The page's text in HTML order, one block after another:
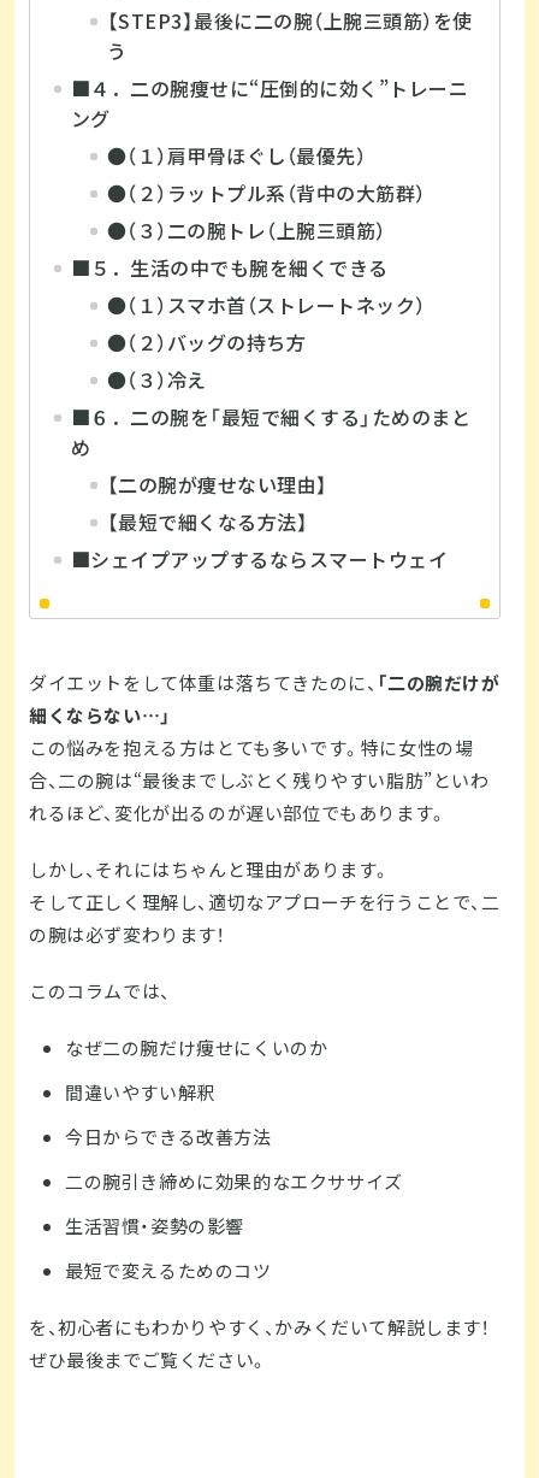
【STEP3】最後に二の腕（上腕三頭筋）を使
う
■４．二の腕痩せに“圧倒的に効く”トレーニ
ング
●（１）肩甲骨ほぐし（最優先）
●（２）ラットプル系（背中の大筋群）
●（３）二の腕トレ（上腕三頭筋）
■５．生活の中でも腕を細くできる
●（１）スマホ首（ストレートネック）
●（２）バッグの持ち方
●（３）冷え
■６．二の腕を「最短で細くする」ためのまと
め
【二の腕が痩せない理由】
【最短で細くなる方法】
■シェイプアップするならスマートウェイ
ダイエットをして体重は落ちてきたのに、 「二の腕だけが
細くならない…」
この悩みを抱える方はとても多いです。特に女性の場
合、二の腕は“最後までしぶとく残りやすい脂肪”といわ
れるほど、変化が出るのが遅い部位でもあります。
しかし、それにはちゃんと理由があります。
そして正しく理解し、適切なアプローチを行うことで、二
の腕は必ず変わります！
このコラムでは、
なぜ二の腕だけ痩せにくいのか
間違いやすい解釈
今日からできる改善方法
二の腕引き締めに効果的なエクササイズ
生活習慣・姿勢の影響
最短で変えるためのコツ
を、初心者にもわかりやすく、かみくだいて解説します！
ぜひ最後までご覧ください。